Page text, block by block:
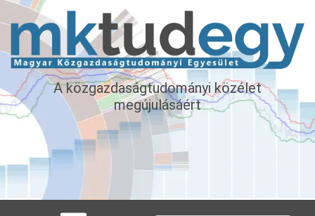
A közgazdaságtudományi közélet
megújulásáért